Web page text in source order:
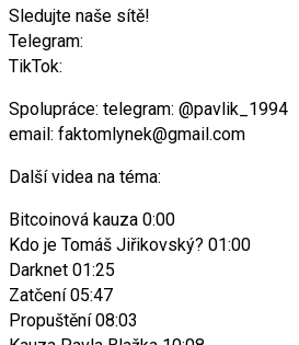
Sledujte naše sítě!
Telegram:
TikTok:
Spolupráce: telegram: @pavlik_1994
email: faktomlynek@gmail.com
Další videa na téma:
Bitcoinová kauza 0:00
Kdo je Tomáš Jiřikovský? 01:00
Darknet 01:25
Zatčení 05:47
Propuštění 08:03